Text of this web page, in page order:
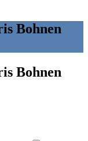
Bohnen
Bohnen